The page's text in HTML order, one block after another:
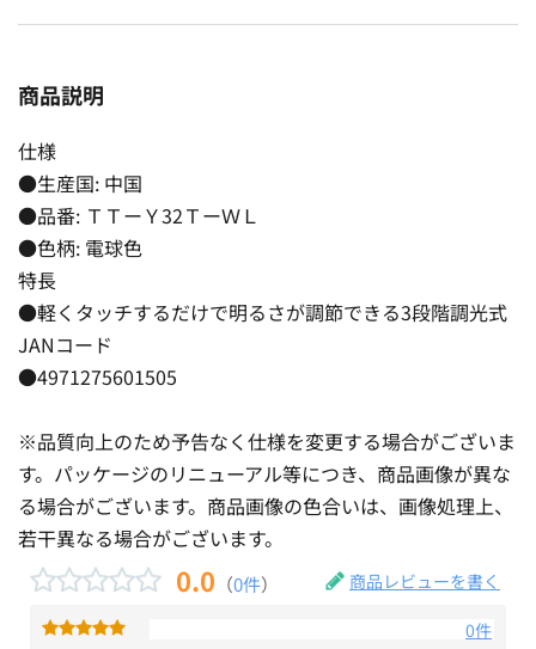
商品説明
仕様
●生産国: 中国
●品番: ＴＴーＹ32ＴーＷＬ
●色柄: 電球色
特長
●軽くタッチするだけで明るさが調節できる3段階調光式
JANコード
●4971275601505
※品質向上のため予告なく仕様を変更する場合がございま
す。パッケージのリニューアル等につき、商品画像が異な
る場合がございます。商品画像の色合いは、画像処理上、
若干異なる場合がございます。
0.0 （0件） 商品レビューを書く
0件